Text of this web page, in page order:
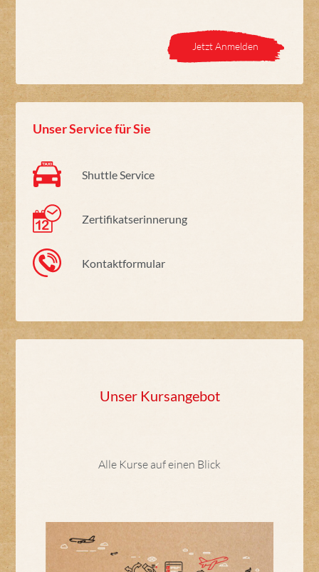
Jetzt Anmelden
Unser Service für Sie
Shuttle Service
Zertifikatserinnerung
Kontaktformular
Unser Kursangebot
Alle Kurse auf einen Blick